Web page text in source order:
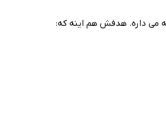
می داره. هدفش هم اینه که: